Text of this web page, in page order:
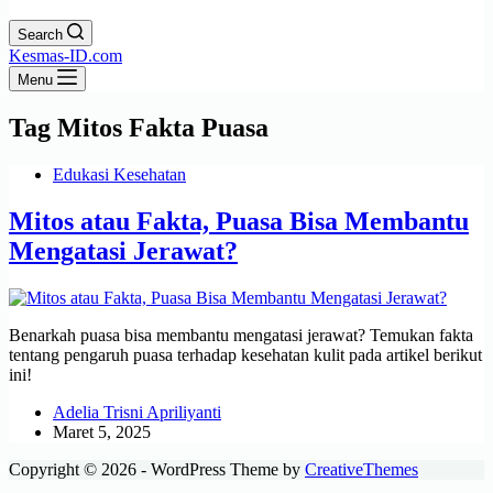
Search
Kesmas-ID.com
Menu
Tag Mitos Fakta Puasa
Edukasi Kesehatan
Mitos atau Fakta, Puasa Bisa Membantu
Mengatasi Jerawat?
Benarkah puasa bisa membantu mengatasi jerawat? Temukan fakta
tentang pengaruh puasa terhadap kesehatan kulit pada artikel berikut
ini!
Adelia Trisni Apriliyanti
Maret 5, 2025
Copyright © 2026 - WordPress Theme by CreativeThemes